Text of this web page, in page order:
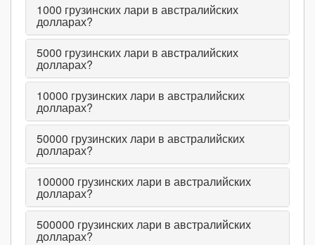
1000 грузинских лари в австралийских
долларах?
5000 грузинских лари в австралийских
долларах?
10000 грузинских лари в австралийских
долларах?
50000 грузинских лари в австралийских
долларах?
100000 грузинских лари в австралийских
долларах?
500000 грузинских лари в австралийских
долларах?